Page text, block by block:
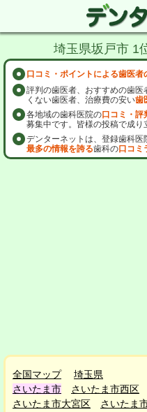
埼玉県坂戸市 1
口コミ・ポイントによる歯医者
評判の歯医者、おすすめの歯
くない歯医者、治療費の安い歯
各地域の歯科医院の口コミ・評
募集中です。皆様の投稿で成り
デンターネットは、登録歯科
最多の情報を誇る歯科の口コミ
全国マップ
埼玉県
さいたま市
さいたま市西区
さいたま市大宮区
さいたま